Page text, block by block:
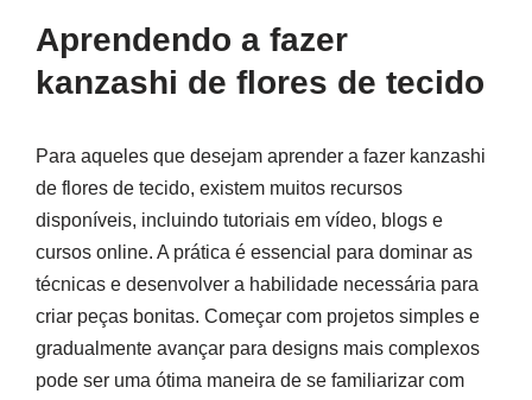
Aprendendo a fazer
kanzashi de flores de tecido
Para aqueles que desejam aprender a fazer kanzashi
de flores de tecido, existem muitos recursos
disponíveis, incluindo tutoriais em vídeo, blogs e
cursos online. A prática é essencial para dominar as
técnicas e desenvolver a habilidade necessária para
criar peças bonitas. Começar com projetos simples e
gradualmente avançar para designs mais complexos
pode ser uma ótima maneira de se familiarizar com